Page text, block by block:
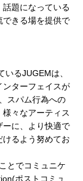
題になっている
できる場を提供で
るJUGEMは、
ンターフェイスが
スパム行為への
々なアーティス
ーに、より快適で
るよう努めてお
とでコミュニケ
ポストコミュ